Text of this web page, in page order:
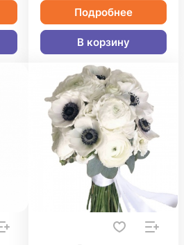
Подробнее
В корзину